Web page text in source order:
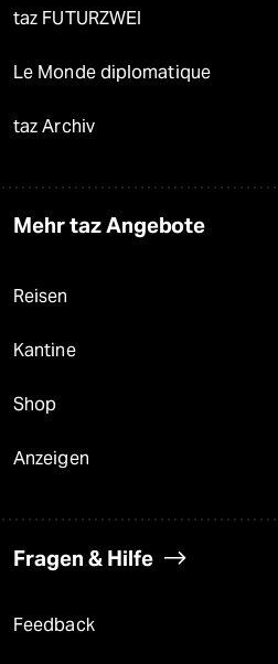
taz FUTURZWEI
Le Monde diplomatique
taz Archiv
Mehr taz Angebote
Reisen
Kantine
Shop
Anzeigen
Fragen & Hilfe
Feedback